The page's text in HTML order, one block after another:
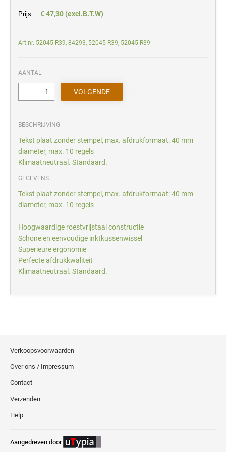
Prijs: € 47,30 (excl.B.T.W)
Art.nr. 52045-R39, 84293, 52045-R39, 52045-R39
AANTAL
BESCHRIJVING
Tekst plaat zonder stempel, max. afdrukformaat: 40 mm
diameter, max. 10 regels
Klimaatneutraal. Standaard.
GEGEVENS
Tekst plaat zonder stempel, max. afdrukformaat: 40 mm
diameter, max. 10 regels
Hoogwaardige roestvrijstaal constructie
Schone en eenvoudige inktkussenwissel
Superieure ergonomie
Perfecte afdrukkwaliteit
Klimaatneutraal. Standaard.
Verkoopsvoorwaarden
Over ons / Impressum
Contact
Verzenden
Help
Aangedreven door